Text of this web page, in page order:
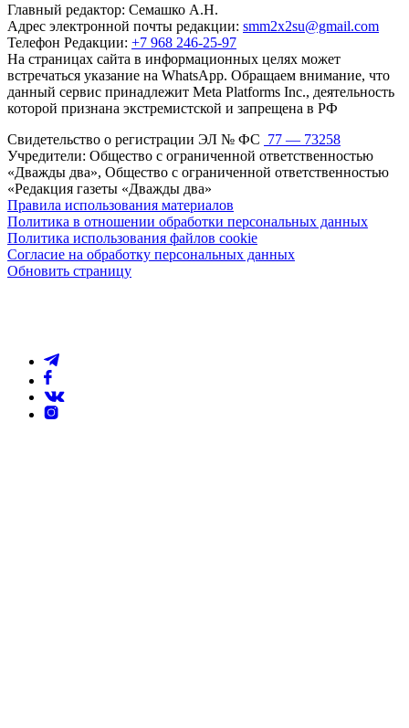
Главный редактор: Семашко А.Н.
Адрес электронной почты редакции: smm2x2su@gmail.com
Телефон Редакции: +7 968 246-25-97
На страницах сайта в информационных целях может
встречаться указание на WhatsApp. Обращаем внимание, что
данный сервис принадлежит Meta Platforms Inc., деятельность
которой признана экстремистской и запрещена в РФ
Свидетельство о регистрации ЭЛ № ФС 77 — 73258
Учредители: Общество с ограниченной ответственностью
«Дважды два», Общество с ограниченной ответственностью
«Редакция газеты «Дважды два»
Правила использования материалов
Политика в отношении обработки персональных данных
Политика использования файлов cookie
Согласие на обработку персональных данных
Обновить страницу